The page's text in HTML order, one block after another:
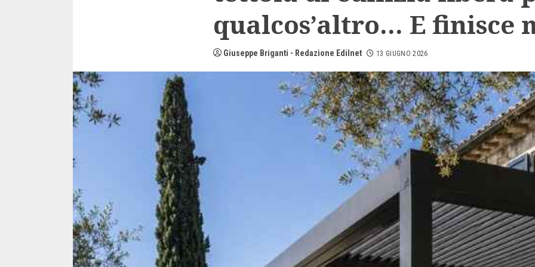
qualcos’altro… E finisce
Giuseppe Briganti - Redazione Edilnet 13 GIUGNO 2026